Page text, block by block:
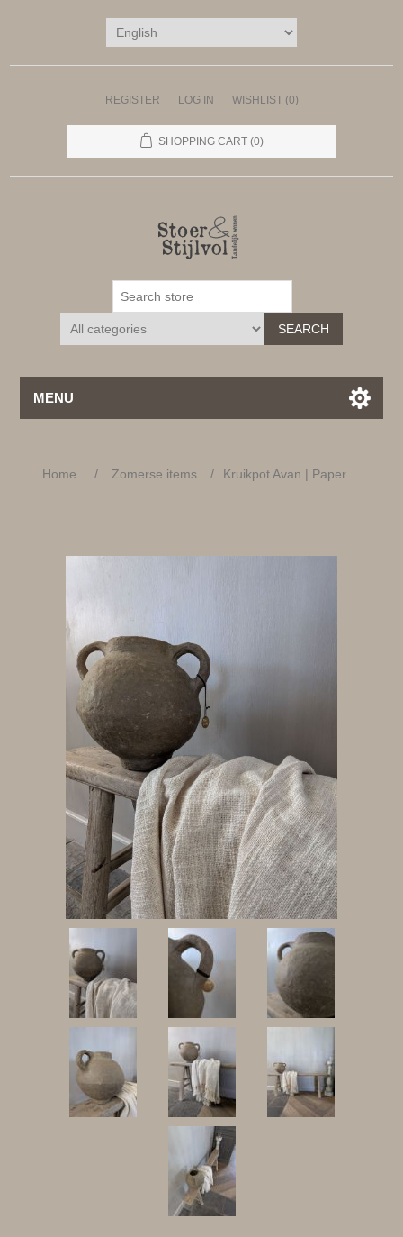
REGISTER LOG IN WISHLIST (0)
SHOPPING CART (0)
SEARCH
MENU
Home / Zomerse items / Kruikpot Avan | Paper